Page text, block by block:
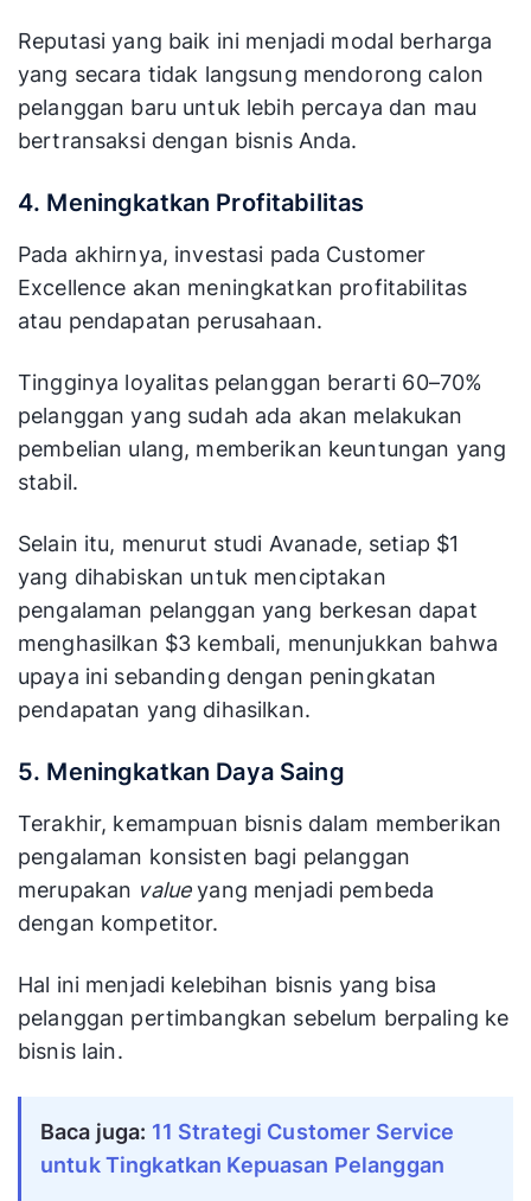
Reputasi yang baik ini menjadi modal berharga
yang secara tidak langsung mendorong calon
pelanggan baru untuk lebih percaya dan mau
bertransaksi dengan bisnis Anda.
4. Meningkatkan Profitabilitas
Pada akhirnya, investasi pada Customer
Excellence akan meningkatkan profitabilitas
atau pendapatan perusahaan.
Tingginya loyalitas pelanggan berarti 60–70%
pelanggan yang sudah ada akan melakukan
pembelian ulang, memberikan keuntungan yang
stabil.
Selain itu, menurut studi Avanade, setiap $1
yang dihabiskan untuk menciptakan
pengalaman pelanggan yang berkesan dapat
menghasilkan $3 kembali, menunjukkan bahwa
upaya ini sebanding dengan peningkatan
pendapatan yang dihasilkan.
5. Meningkatkan Daya Saing
Terakhir, kemampuan bisnis dalam memberikan
pengalaman konsisten bagi pelanggan
merupakan valueyang menjadi pembeda
dengan kompetitor.
Hal ini menjadi kelebihan bisnis yang bisa
pelanggan pertimbangkan sebelum berpaling ke
bisnis lain.
Baca juga: 11 Strategi Customer Service
untuk Tingkatkan Kepuasan Pelanggan